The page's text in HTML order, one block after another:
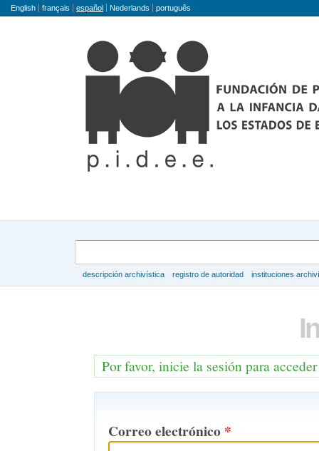
Idioma
English français español Nederlands português
descripción archivística registro de autoridad instituciones
Por favor, inicie la sesión para
Correo electrónico *